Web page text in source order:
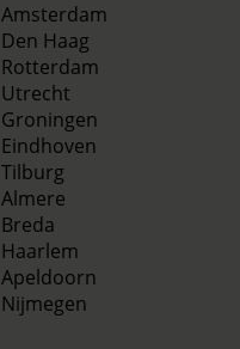
Amsterdam
Den Haag
Rotterdam
Utrecht
Groningen
Eindhoven
Tilburg
Almere
Breda
Haarlem
Apeldoorn
Nijmegen